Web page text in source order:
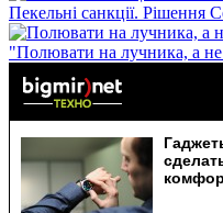
Пекельні санкції.
"Полювати на лучника, а не